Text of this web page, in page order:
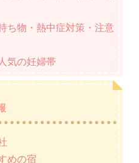
ち物・熱中症対策・注意
気の妊婦帯
めの宿